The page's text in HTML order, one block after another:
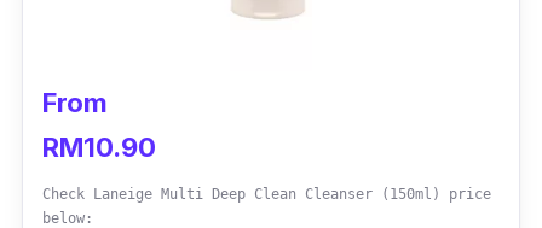
From
RM10.90
Check Laneige Multi Deep Clean Cleanser (150ml) price
below: